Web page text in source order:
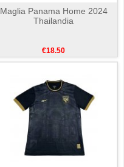
Maglia Panama Home 2024
Thailandia
€18.50